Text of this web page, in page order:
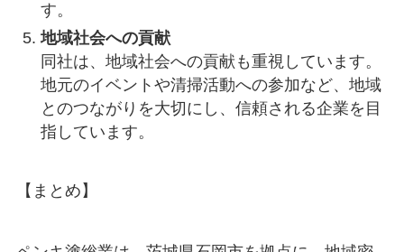
す。
地域社会への貢献
同社は、地域社会への貢献も重視しています。
地元のイベントや清掃活動への参加など、地域
とのつながりを大切にし、信頼される企業を目
指しています。
【まとめ】